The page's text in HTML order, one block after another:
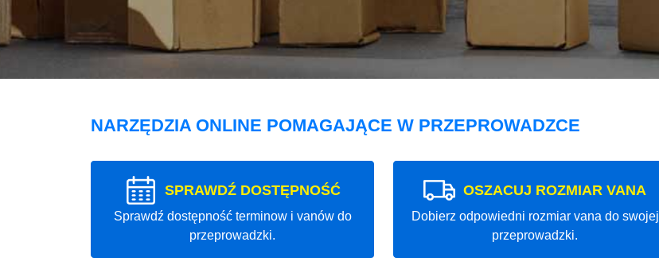
NARZĘDZIA ONLINE POMAGAJĄCE W PRZEPROWADZCE
SPRAWDŹ DOSTĘPNOŚĆ
Sprawdź dostępność terminow i vanów do
przeprowadzki.
OSZACUJ ROZMIAR VANA
Dobierz odpowiedni rozmiar vana do swojej
przeprowadzki.